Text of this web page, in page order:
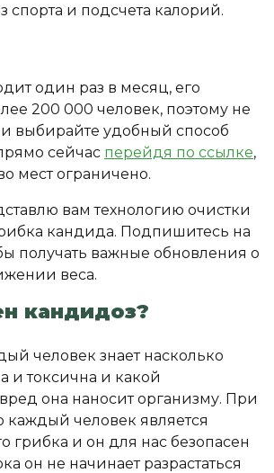
спорта и подсчета калорий.
один раз в месяц, его
200 000 человек, поэтому не
выбирайте удобный способ
сейчас перейдя по ссылке,
мест ограничено.
вам технологию очистки
кандида. Подпишитесь на
получать важные обновления о
веса.
кандидоз?
человек знает насколько
и токсична и какой
она наносит организму. При
каждый человек является
грибка и он для нас безопасен
он не начинает разрастаться